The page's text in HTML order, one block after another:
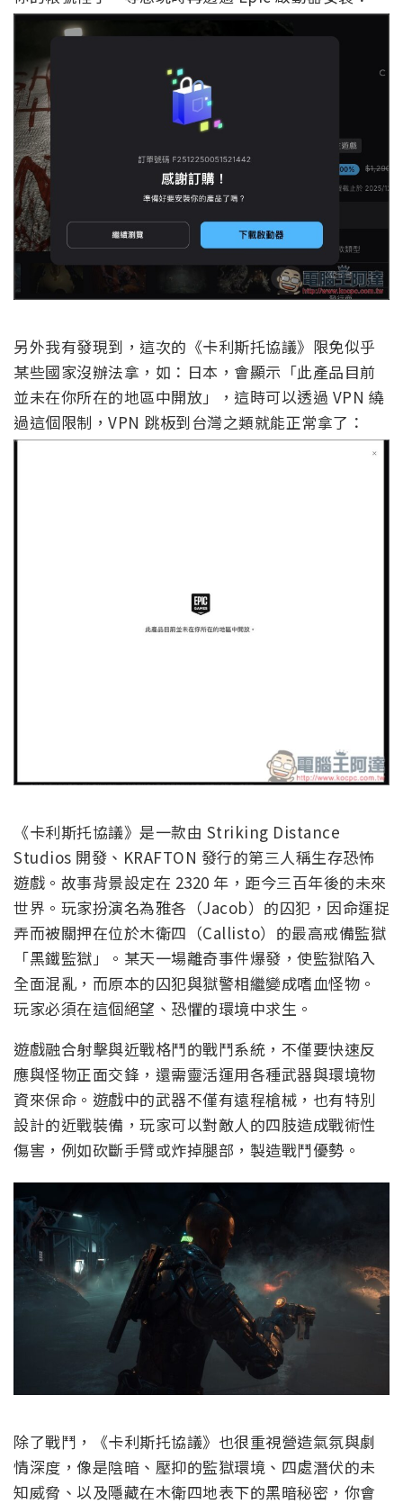
另外我有發現到，這次的《卡利斯托協議》限免似乎
某些國家沒辦法拿，如：日本，會顯示「此產品目前
並未在你所在的地區中開放」，這時可以透過 VPN 繞
過這個限制，VPN 跳板到台灣之類就能正常拿了：
《卡利斯托協議》是一款由 Striking Distance
Studios 開發、KRAFTON 發行的第三人稱生存恐怖
遊戲。故事背景設定在 2320 年，距今三百年後的未來
世界。玩家扮演名為雅各（Jacob）的囚犯，因命運捉
弄而被關押在位於木衛四（Callisto）的最高戒備監獄
「黑鐵監獄」。某天一場離奇事件爆發，使監獄陷入
全面混亂，而原本的囚犯與獄警相繼變成嗜血怪物。
玩家必須在這個絕望、恐懼的環境中求生。
遊戲融合射擊與近戰格鬥的戰鬥系統，不僅要快速反
應與怪物正面交鋒，還需靈活運用各種武器與環境物
資來保命。遊戲中的武器不僅有遠程槍械，也有特別
設計的近戰裝備，玩家可以對敵人的四肢造成戰術性
傷害，例如砍斷手臂或炸掉腿部，製造戰鬥優勢。
除了戰鬥，《卡利斯托協議》也很重視營造氣氛與劇
情深度，像是陰暗、壓抑的監獄環境、四處潛伏的未
知威脅、以及隱藏在木衛四地表下的黑暗秘密，你會